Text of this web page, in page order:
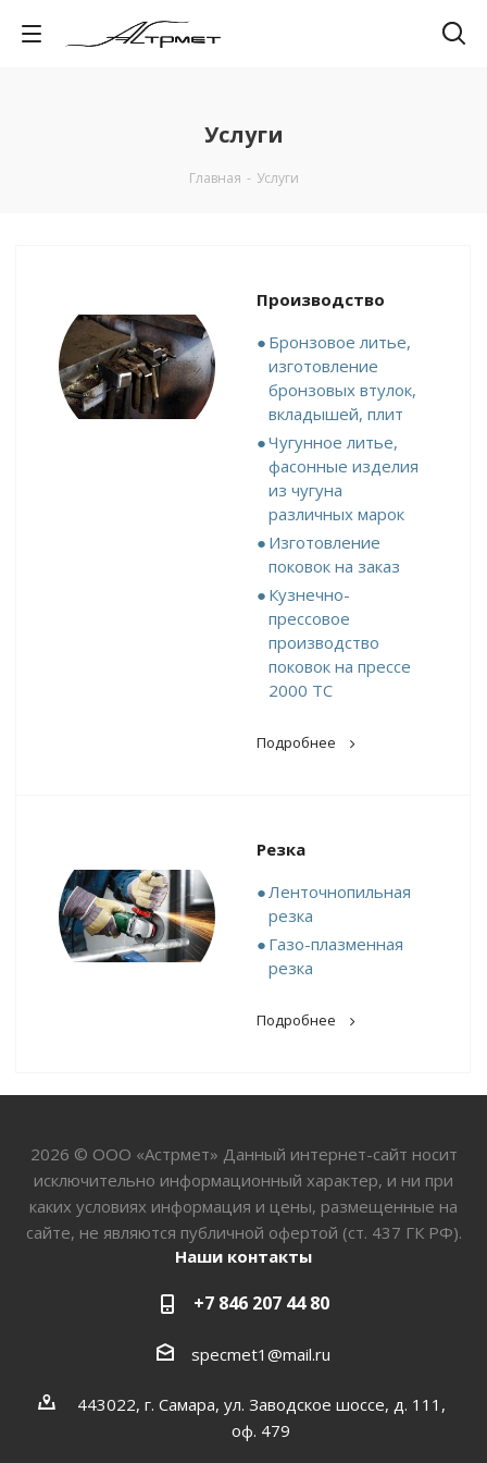
Услуги
Главная - Услуги
Производство
Бронзовое литье,
изготовление
бронзовых втулок,
вкладышей, плит
Чугунное литье,
фасонные изделия
из чугуна
различных марок
Изготовление
поковок на заказ
Кузнечно-
прессовое
производство
поковок на прессе
2000 ТС
Подробнее
Резка
Ленточнопильная
резка
Газо-плазменная
резка
Подробнее
2026 © ООО «Астрмет» Данный интернет-сайт носит
исключительно информационный характер, и ни при
каких условиях информация и цены, размещенные на
сайте, не являются публичной офертой (ст. 437 ГК РФ).
Наши контакты
+7 846 207 44 80
specmet1@mail.ru
443022, г. Самара, ул. Заводское шоссе, д. 111,
оф. 479